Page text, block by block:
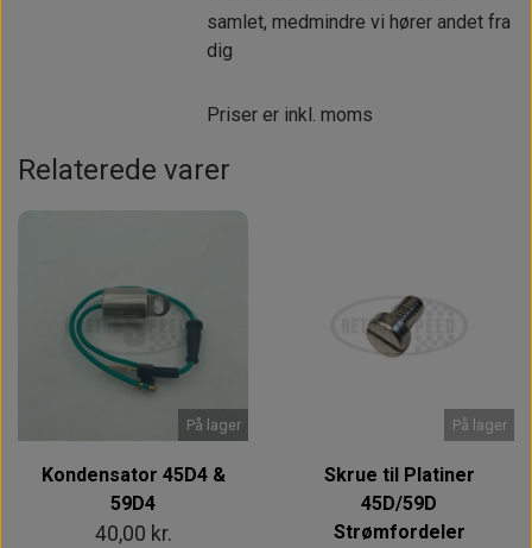
samlet, medmindre vi hører andet fra
dig
Priser er inkl. moms
Relaterede varer
På lager
Kondensator 45D4 &
59D4
40,00 kr.
På lager
Skrue til Platiner
45D/59D
Strømfordeler